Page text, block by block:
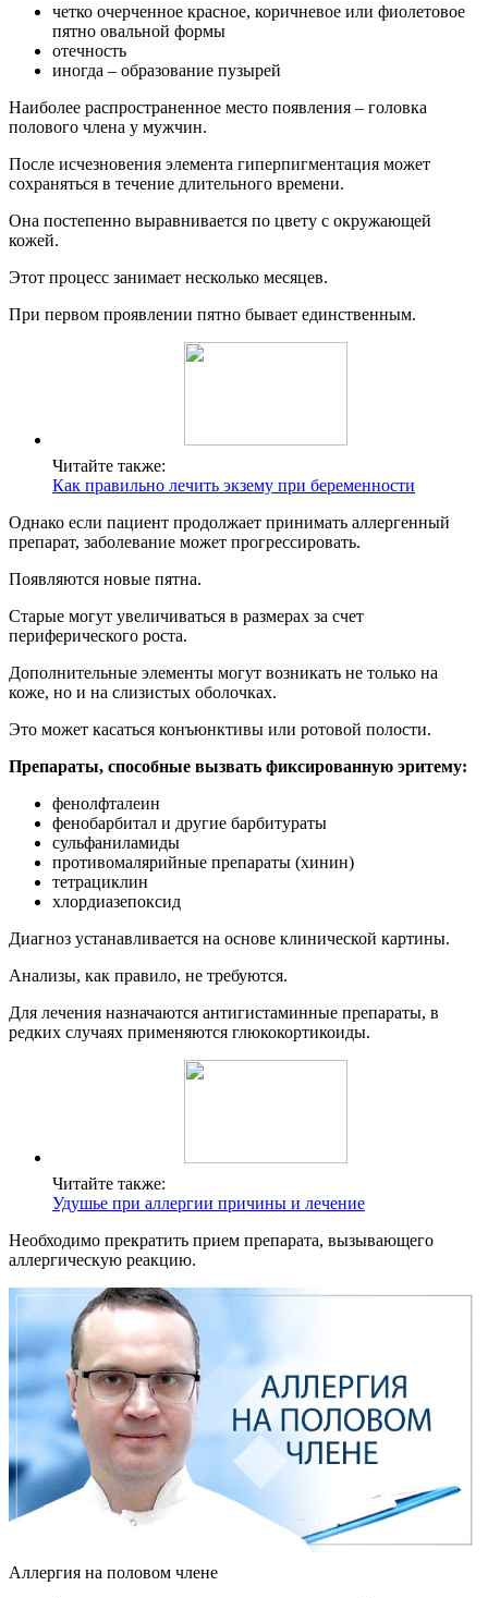
четко очерченное красное, коричневое или фиолетовое
пятно овальной формы
отечность
иногда – образование пузырей
Наиболее распространенное место появления – головка
полового члена у мужчин.
После исчезновения элемента гиперпигментация может
сохраняться в течение длительного времени.
Она постепенно выравнивается по цвету с окружающей
кожей.
Этот процесс занимает несколько месяцев.
При первом проявлении пятно бывает единственным.
Читайте также:
Как правильно лечить экзему при беременности
Однако если пациент продолжает принимать аллергенный
препарат, заболевание может прогрессировать.
Появляются новые пятна.
Старые могут увеличиваться в размерах за счет
периферического роста.
Дополнительные элементы могут возникать не только на
коже, но и на слизистых оболочках.
Это может касаться конъюнктивы или ротовой полости.
Препараты, способные вызвать фиксированную эритему:
фенолфталеин
фенобарбитал и другие барбитураты
сульфаниламиды
противомалярийные препараты (хинин)
тетрациклин
хлордиазепоксид
Диагноз устанавливается на основе клинической картины.
Анализы, как правило, не требуются.
Для лечения назначаются антигистаминные препараты, в
редких случаях применяются глюкокортикоиды.
Читайте также:
Удушье при аллергии причины и лечение
Необходимо прекратить прием препарата, вызывающего
аллергическую реакцию.
Аллергия на половом члене